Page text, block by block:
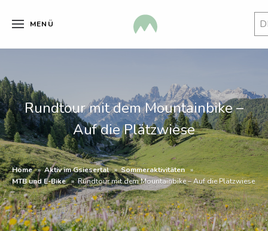
MENÜ
Rundtour mit dem Mountainbike –
Auf die Plätzwiese
Home Aktiv im Gsiesertal
Sommeraktivitäten
MTB und E-Bike
Rundtour mit dem Mountainbike – Auf die Plätzwiese